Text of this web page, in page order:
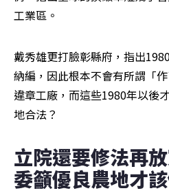
工業區。
戴秀雄更打臉彰縣府，指出
納編，因此根本不會有所謂「
違章工廠，而這些1980年以後
地合法？
立院還要修法再
委籲優良農地才